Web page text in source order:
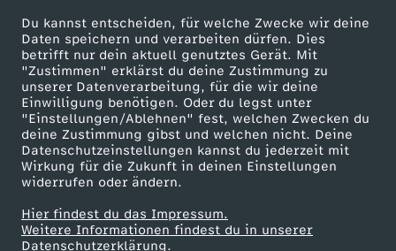
Du kannst entscheiden, für welche Zwecke wir deine
Daten speichern und verarbeiten dürfen. Dies
betrifft nur dein aktuell genutztes Gerät. Mit
"Zustimmen" erklärst du deine Zustimmung zu
unserer Datenverarbeitung, für die wir deine
Einwilligung benötigen. Oder du legst unter
"Einstellungen/Ablehnen" fest, welchen Zwecken du
deine Zustimmung gibst und welchen nicht. Deine
Datenschutzeinstellungen kannst du jederzeit mit
Wirkung für die Zukunft in deinen Einstellungen
widerrufen oder ändern.
Hier findest du das Impressum.
Weitere Informationen findest du in unserer
Datenschutzerklärung.
ZDF goes Schule
Werbefernsehen
Mainzelmännchen
Partner